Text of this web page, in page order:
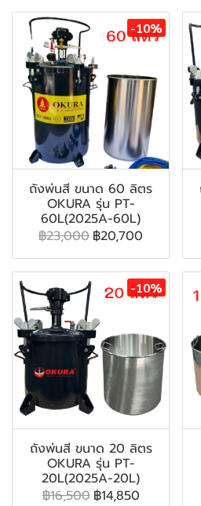
-10%
ถังพ่นสี ขนาด 60 ลิตร
OKURA รุ่น PT-
60L(2025A-60L)
฿23,000 ฿20,700
-10%
ถังพ่นสี ขนาด 20 ลิตร
OKURA รุ่น PT-
20L(2025A-20L)
฿16,500 ฿14,850